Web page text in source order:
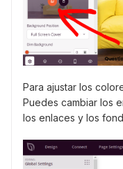
Para ajustar los
Puedes cambiar los
los enlaces y los